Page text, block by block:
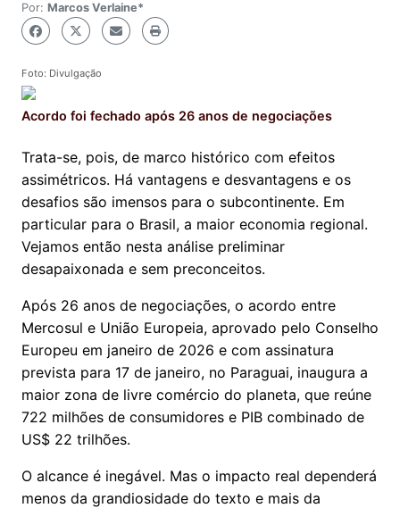
Por: Marcos Verlaine*
Foto: Divulgação
Acordo foi fechado após 26 anos de negociações
Trata-se, pois, de marco histórico com efeitos
assimétricos. Há vantagens e desvantagens e os
desafios são imensos para o subcontinente. Em
particular para o Brasil, a maior economia regional.
Vejamos então nesta análise preliminar
desapaixonada e sem preconceitos.
Após 26 anos de negociações, o acordo entre
Mercosul e União Europeia, aprovado pelo Conselho
Europeu em janeiro de 2026 e com assinatura
prevista para 17 de janeiro, no Paraguai, inaugura a
maior zona de livre comércio do planeta, que reúne
722 milhões de consumidores e PIB combinado de
US$ 22 trilhões.
O alcance é inegável. Mas o impacto real dependerá
menos da grandiosidade do texto e mais da